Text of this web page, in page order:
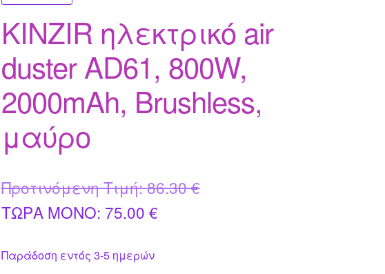
KINZIR ηλεκτρικό air
duster AD61, 800W,
2000mAh, Brushless,
μαύρο
Προτινόμενη Τιμή:86.30€Original
ΤΩΡΑ MONO: 75.00 €Η
Παράδοση εντός 3-5 ημερών